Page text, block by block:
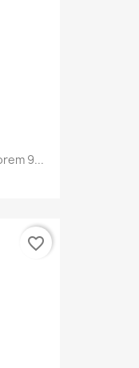
9...
favorite_border